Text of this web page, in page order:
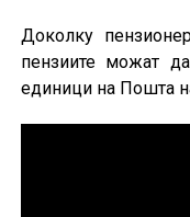
Доколку
пензиите можат
единици на Пошта